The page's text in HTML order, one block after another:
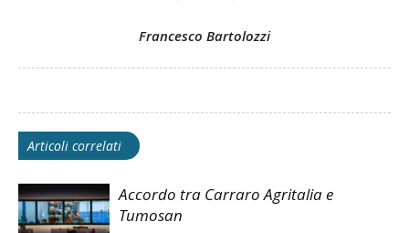
Francesco Bartolozzi
Articoli correlati
Accordo tra Carraro Agritalia e
Tumosan